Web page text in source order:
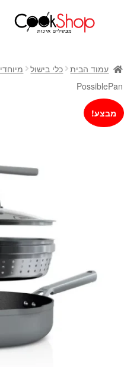
חנות
כלי בישול
סירים
מחבתות
כלי הגשה ואירוח
המותגים שלנו
מתנות לחנוכת בית
מתנות למטבח
מתכונים שלכם
עמוד הבית כלי בישול
PossiblePan
מבצע!